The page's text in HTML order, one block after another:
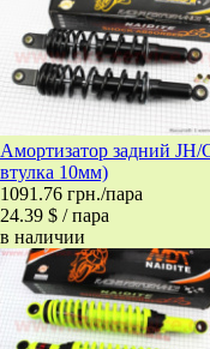
Амортизатор задний
втулка 10мм)
1091.76 грн./пара
24.39 $ / пара
в наличии